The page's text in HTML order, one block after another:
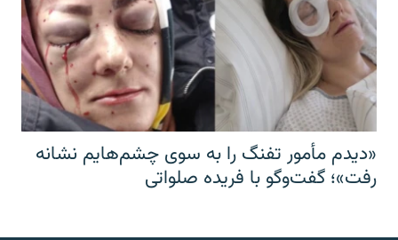
«دیدم مأمور تفنگ را به سوی چشم‌هایم نشانه
رفت»؛ گفت‌و‌گو با فریده صلواتی